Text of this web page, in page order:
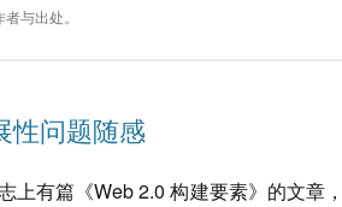
与出处。
性问题随感
上有篇《Web 2.0 构建要素》的文章